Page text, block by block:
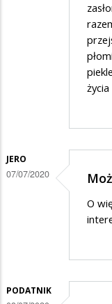
JERO
07/07/2020
O
PODATNIK